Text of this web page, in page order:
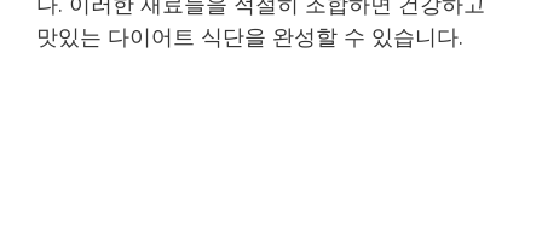
맛있는 다이어트 식단을 완성할 수 있습니다.